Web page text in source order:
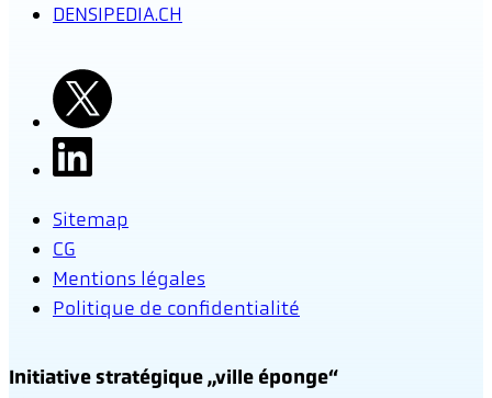
DENSIPEDIA.CH
Sitemap
CG
Mentions légales
Politique de confidentialité
Initiative stratégique „ville éponge“